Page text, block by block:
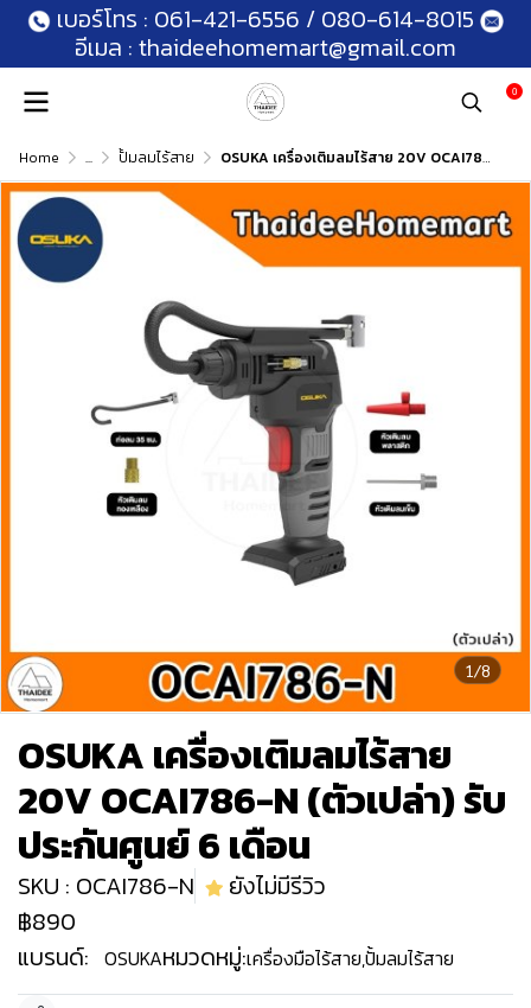
เบอร์โทร : 061-421-6556 / 080-614-8015
อีเมล : thaideehomemart@gmail.com
0
Home ... ปั้มลมไร้สาย OSUKA เครื่องเติมลมไร้สาย 20V OCAI786-N (ตัวเปล่า) รับประกันศูนย์ 6 เดือน
1/8
OSUKA เครื่องเติมลมไร้สาย
20V OCAI786-N (ตัวเปล่า) รับ
ประกันศูนย์ 6 เดือน
SKU : OCAI786-N
ยังไม่มีรีวิว
฿890
แบรนด์: OSUKAหมวดหมู่:เครื่องมือไร้สาย,ปั้มลมไร้สาย